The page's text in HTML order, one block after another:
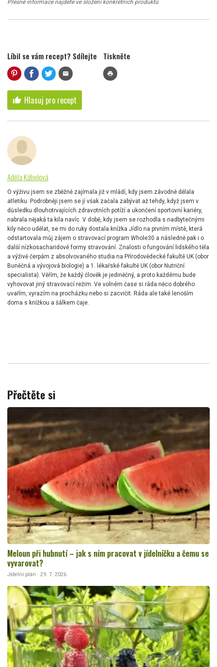
Přesné informace najdete ve složení konkrétních produktů
Líbil se vám recept? Sdílejte
mail
Tiskněte
print
thumb_up Hlasuj pro recept
Adéla Kábelová
O výživu jsem se zběžně zajímala již v mládí, kdy jsem závodně dělala
atletiku. Podrobněji jsem se jí však začala zabývat až tehdy, když jsem v
důsledku dlouhotrvajících zdravotních potíží a ukončení sportovní kariéry,
nabrala nějaká ta kila navíc. V době, kdy jsem se rozhodla s nadbytečnými
kily něco udělat, se mi do ruky dostala knížka Jídlo na prvním místě, která
odstartovala můj zájem o stravovací program Whole30 a následně pak i o
další nízkosacharidové formy stravování. Znalosti o fungování lidského těla
a výživě čerpám z absolvovaného studia na Přírodovědecké fakultě UK (obor
Buněčná a vývojová biologie) a 1. lékařské fakultě UK (obor Nutriční
specialista). Věřím, že každý člověk je jediněčný, a proto každému bude
vyhovovat jiný stravovací režim. Ve volném čase si ráda něco dobrého
uvařím, vyrazím na procházku nebo si zacvičit. Ráda ale také lenoším
doma s knížkou a šálkem čaje.
Přečtěte si
Meloun při hubnutí – jak s ním pracovat v jídelníčku a čemu se
vyvarovat?
Jídelní plán · 29. 7. 2026